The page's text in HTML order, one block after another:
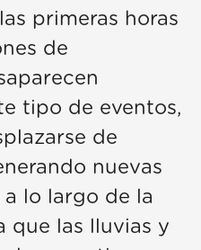
primeras horas
de
tipo de eventos,
de
nuevas
lo largo de la
que las lluvias y